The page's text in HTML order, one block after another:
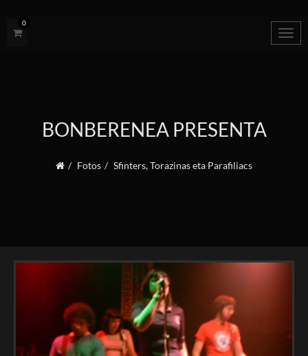
0
BONBERENEA PRESENTA
Fotos Sfinters, Torazinas eta Parafiliacs